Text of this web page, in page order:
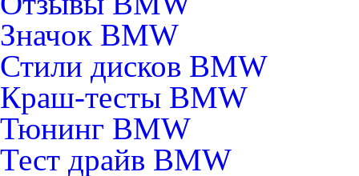
Значок BMW
Стили дисков BMW
Краш-тесты BMW
Тюнинг BMW
Тест драйв BMW